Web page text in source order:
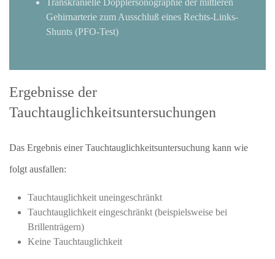
Transkranielle Dopplersonographie der mittleren
Gehirnarterie zum Ausschluß eines Rechts-Links-
Shunts (PFO-Test)
Ergebnisse der
Tauchtauglichkeitsuntersuchungen
Das Ergebnis einer Tauchtauglichkeitsuntersuchung kann wie
folgt ausfallen:
Tauchtauglichkeit uneingeschränkt
Tauchtauglichkeit eingeschränkt (beispielsweise bei
Brillenträgern)
Keine Tauchtauglichkeit